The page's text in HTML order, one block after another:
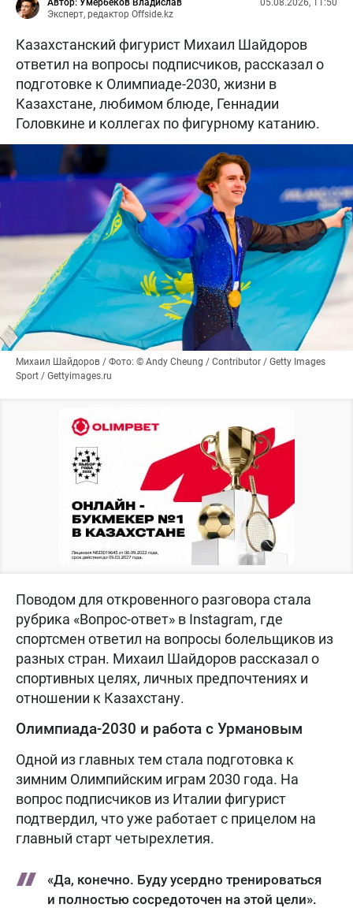
Автор: Умербеков Владислав
Эксперт, редактор Offside.kz
05.08.2026, 11:50
Казахстанский фигурист Михаил Шайдоров
ответил на вопросы подписчиков, рассказал о
подготовке к Олимпиаде-2030, жизни в
Казахстане, любимом блюде, Геннадии
Головкине и коллегах по фигурному катанию.
Михаил Шайдоров / Фото: © Andy Cheung / Contributor / Getty Images
Sport / Gettyimages.ru
Поводом для откровенного разговора стала
рубрика «Вопрос-ответ» в Instagram, где
спортсмен ответил на вопросы болельщиков из
разных стран. Михаил Шайдоров рассказал о
спортивных целях, личных предпочтениях и
отношении к Казахстану.
Олимпиада-2030 и работа с Урмановым
Одной из главных тем стала подготовка к
зимним Олимпийским играм 2030 года. На
вопрос подписчиков из Италии фигурист
подтвердил, что уже работает с прицелом на
главный старт четырехлетия.
«Да, конечно. Буду усердно тренироваться
и полностью сосредоточен на этой цели».